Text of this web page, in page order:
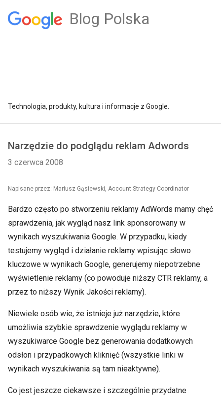
Blog Polska
Technologia, produkty, kultura i informacje z Google.
Narzędzie do podglądu reklam Adwords
3 czerwca 2008
Napisane przez: Mariusz Gąsiewski, Account Strategy Coordinator
Bardzo często po stworzeniu reklamy AdWords mamy chęć
sprawdzenia, jak wygląd nasz link sponsorowany w
wynikach wyszukiwania Google. W przypadku, kiedy
testujemy wygląd i działanie reklamy wpisując słowo
kluczowe w wynikach Google, generujemy niepotrzebne
wyświetlenie reklamy (co powoduje niższy CTR reklamy, a
przez to niższy Wynik Jakości reklamy).
Niewiele osób wie, że istnieje już narzędzie, które
umożliwia szybkie sprawdzenie wyglądu reklamy w
wyszukiwarce Google bez generowania dodatkowych
odsłon i przypadkowych kliknięć (wszystkie linki w
wynikach wyszukiwania są tam nieaktywne).
Co jest jeszcze ciekawsze i szczególnie przydatne